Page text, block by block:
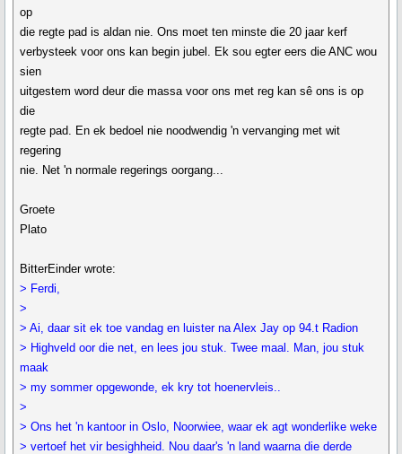
op
die regte pad is aldan nie. Ons moet ten minste die 20 jaar kerf
verbysteek voor ons kan begin jubel. Ek sou egter eers die ANC wou
sien
uitgestem word deur die massa voor ons met reg kan sê ons is op
die
regte pad. En ek bedoel nie noodwendig 'n vervanging met wit
regering
nie. Net 'n normale regerings oorgang...
Groete
Plato
BitterEinder wrote:
> Ferdi,
>
> Ai, daar sit ek toe vandag en luister na Alex Jay op 94.t Radion
> Highveld oor die net, en lees jou stuk. Twee maal. Man, jou stuk
maak
> my sommer opgewonde, ek kry tot hoenervleis..
>
> Ons het 'n kantoor in Oslo, Noorwiee, waar ek agt wonderlike weke
> vertoef het vir besighheid. Nou daar's 'n land waarna die derde